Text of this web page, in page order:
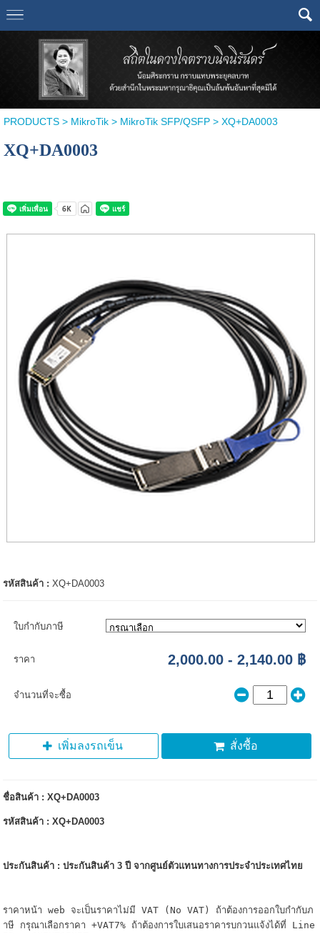
PRODUCTS> MikroTik> MikroTik SFP/QSFP> XQ+DA0003
XQ+DA0003
รหัสสินค้า :XQ+DA0003
ใบกำกับภาษี
ราคา 2,000.00 - 2,140.00 ฿
จำนวนที่จะซื้อ
เพิ่มลงรถเข็น สั่งซื้อ
ชื่อสินค้า : XQ+DA0003
รหัสสินค้า : XQ+DA0003
ประกันสินค้า : ประกันสินค้า 3 ปี จากศูนย์ตัวแทนทางการประจำประเทศไทย
ราคาหน้า web จะเป็นราคาไม่มี VAT (No VAT) ถ้าต้องการออกใบกำกับภ
าษี กรุณาเลือกราคา +VAT7% ถ้าต้องการใบเสนอราคารบกวนแจ้งได้ที่ Line